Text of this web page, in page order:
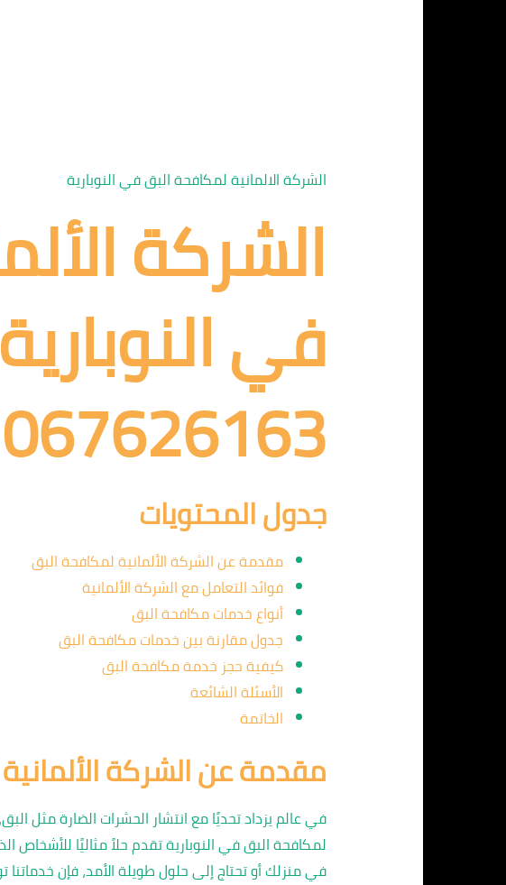
الشركة الالمانية لمكافحة البق في النوبارية
الشركة
في
جدول المحتويات
مقدمة عن الشركة الألمانية لمكافحة البق
فوائد التعامل مع الشركة الألمانية
أنواع خدمات مكافحة البق
جدول مقارنة بين خدمات مكافحة البق
كيفية حجز خدمة مكافحة البق
الأسئلة الشائعة
الخاتمة
مقدمة عن الشركة
في عالم يزداد تحديًا مع انتشار الحشرات الضارة مثل
لمكافحة البق في النوبارية تقدم حلاً مثاليًا
في منزلك أو تحتاج إلى حلول طويلة الأمد، فإن خدماتنا